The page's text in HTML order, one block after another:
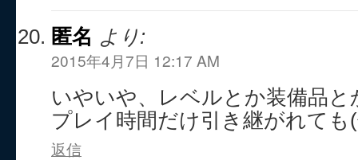
匿名 より:
2015年4月7日 12:17 AM
いやいや、レベルとか装備品
プレイ時間だけ引き継がれても
返信